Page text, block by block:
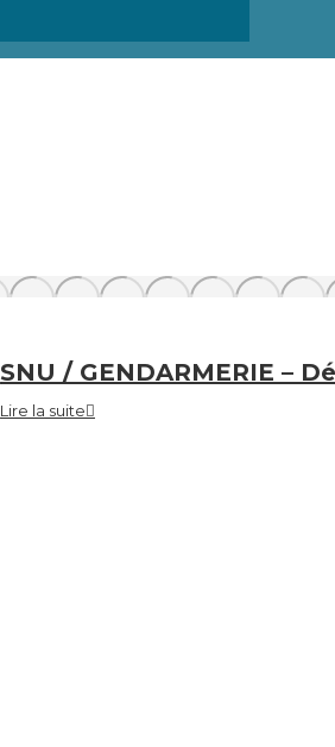
SNU / GENDARMERIE –
Lire la suite